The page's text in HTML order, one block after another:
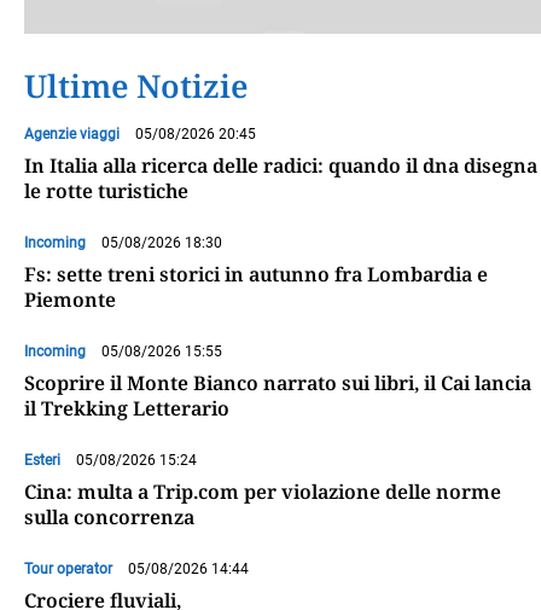
Ultime Notizie
Agenzie viaggi 05/08/2026 20:45
In Italia alla ricerca delle radici: quando il dna disegna
le rotte turistiche
Incoming 05/08/2026 18:30
Fs: sette treni storici in autunno fra Lombardia e
Piemonte
Incoming 05/08/2026 15:55
Scoprire il Monte Bianco narrato sui libri, il Cai lancia
il Trekking Letterario
Esteri 05/08/2026 15:24
Cina: multa a Trip.com per violazione delle norme
sulla concorrenza
Tour operator 05/08/2026 14:44
Crociere fluviali,